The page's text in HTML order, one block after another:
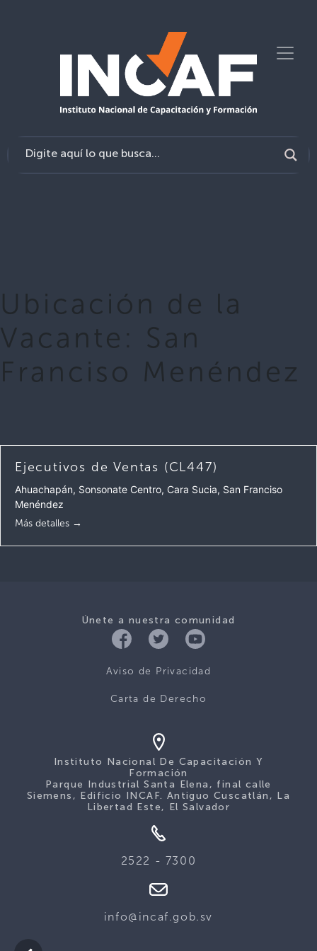
Ubicación de la
Vacante: San
Franciso Menéndez
Ejecutivos de Ventas (CL447)
Ahuachapán Sonsonate Centro Cara Sucia San Franciso
Menéndez
Más detalles
Únete a nuestra comunidad
Aviso de Privacidad
Carta de Derecho
Instituto Nacional De Capacitación Y
Formación
Parque Industrial Santa Elena, final calle
Siemens, Edificio INCAF. Antiguo Cuscatlán, La
Libertad Este, El Salvador
2522 - 7300
info@incaf.gob.sv